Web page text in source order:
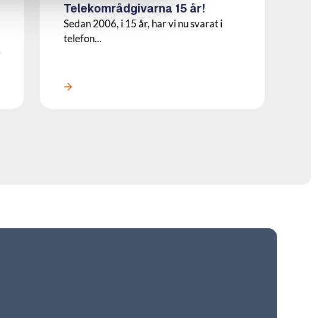
Telekområdgivarna 15 år!
Sedan 2006, i 15 år, har vi nu svarat i
telefon...
Läs mer om denna Press